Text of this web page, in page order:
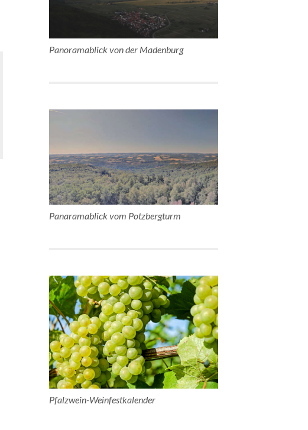
Panoramablick von der Madenburg
Panaramablick vom Potzbergturm
Pfalzwein-Weinfestkalender